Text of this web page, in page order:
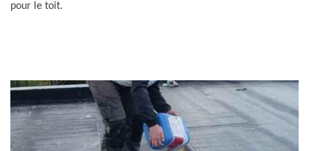
pour le toit.